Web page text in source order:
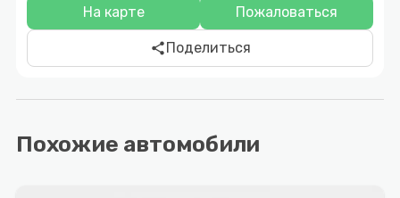
На карте Пожаловаться
shareПоделиться
Похожие автомобили